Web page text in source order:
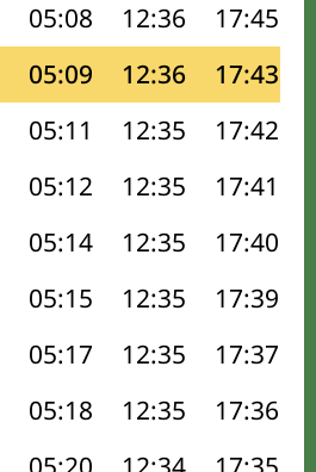
05:08 12:36 17:45
05:09 12:36 17:43
05:11 12:35 17:42
05:12 12:35 17:41
05:14 12:35 17:40
05:15 12:35 17:39
05:17 12:35 17:37
05:18 12:35 17:36